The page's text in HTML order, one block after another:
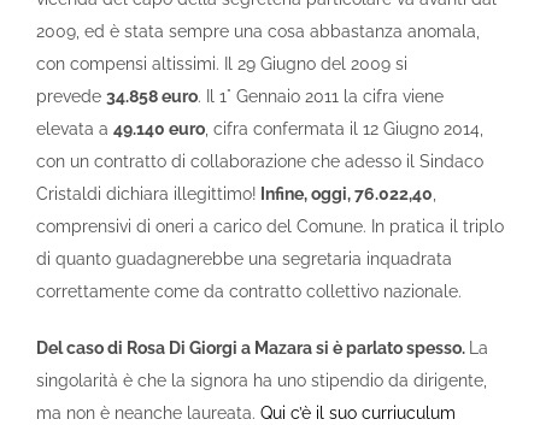
2009, ed è stata sempre una cosa abbastanza anomala,
con compensi altissimi. Il 29 Giugno del 2009 si
prevede 34.858 euro. Il 1° Gennaio 2011 la cifra viene
elevata a 49.140 euro, cifra confermata il 12 Giugno 2014,
con un contratto di collaborazione che adesso il Sindaco
Cristaldi dichiara illegittimo! Infine, oggi, 76.022,40,
comprensivi di oneri a carico del Comune. In pratica il triplo
di quanto guadagnerebbe una segretaria inquadrata
correttamente come da contratto collettivo nazionale.
Del caso di Rosa Di Giorgi a Mazara si è parlato spesso. La
singolarità è che la signora ha uno stipendio da dirigente,
ma non è neanche laureata. Qui c’è il suo curriuculum